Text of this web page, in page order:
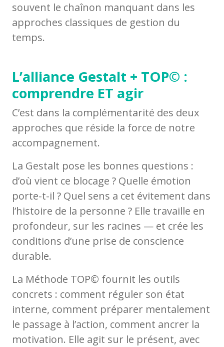
souvent le chaînon manquant dans les
approches classiques de gestion du
temps.
L’alliance Gestalt + TOP© :
comprendre ET agir
C’est dans la complémentarité des deux
approches que réside la force de notre
accompagnement.
La Gestalt pose les bonnes questions :
d’où vient ce blocage ? Quelle émotion
porte-t-il ? Quel sens a cet évitement dans
l’histoire de la personne ? Elle travaille en
profondeur, sur les racines — et crée les
conditions d’une prise de conscience
durable.
La Méthode TOP© fournit les outils
concrets : comment réguler son état
interne, comment préparer mentalement
le passage à l’action, comment ancrer la
motivation. Elle agit sur le présent, avec